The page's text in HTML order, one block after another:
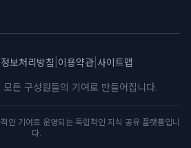
보처리방침 이용약관| 사이트맵
든 구성원들의 기여로 만들어집니다.
인 기여로 운영되는 독립적인 지식 공유 플랫폼입니
다.